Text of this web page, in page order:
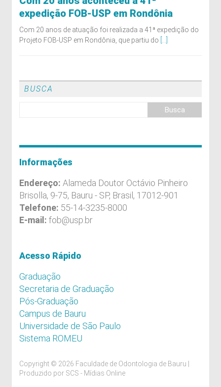
expedição FOB-USP em Rondônia
Com 20 anos de atuação foi realizada a 41ª expedição do
Projeto FOB-USP em Rondônia, que partiu do
BUSCA
Informações
Endereço: Alameda Doutor Octávio Pinheiro
Brisolla, 9-75, Bauru - SP, Brasil, 17012-901
Telefone: 55-14-3235-8000
E-mail: fob@usp.br
Acesso Rápido
Graduação
Secretaria de Graduação
Pós-Graduação
Campus de Bauru
Universidade de São Paulo
Sistema ROMEU
Copyright © 2026 Faculdade de Odontologia de Bauru |
Produzido por SCS - Mídias Online